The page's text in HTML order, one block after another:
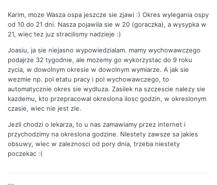
Karim, moze Wasza ospa jeszcze sie zjawi :) Okres wylegania ospy
od 10 do 21 dni. Nasza pojawila sie w 20 (goraczka), a wysypka w
21, wiec tez juz stracilismy nadzieje :)
Joasiu, ja sie niejasno wypowiedzialam. mamy wychowawczego
podajrze 32 tygodnie, ale mozemy go wykorzystac do 9 roku
zycia, w dowolnym okresie w dowolnym wymiarze. A jak sie
wezmie np. pol etatu pracy i pol wychowawczego, to
automatycznie okres sie wydluza. Zasilek na szczescie nalezy sie
kazdemu, kto przepracowal okreslona ilosc godzin, w okreslonym
czasie, wiec nie jest zle.
Jezli chodzi o lekarza, to u nas zamawiamy przez internet i
przychodzimy na okreslona godzine. NIestety zawsze sa jakies
obsuwy, wiec w zaleznosci od pory dnia, trzeba niestety
poczekac :(